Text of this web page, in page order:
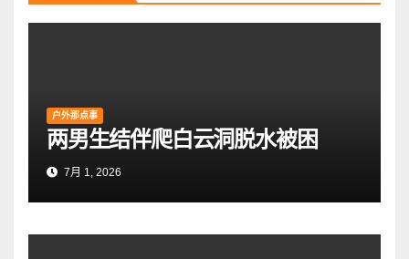
户外那点事
两男生结伴爬白云洞脱水被困
7月 1, 2026